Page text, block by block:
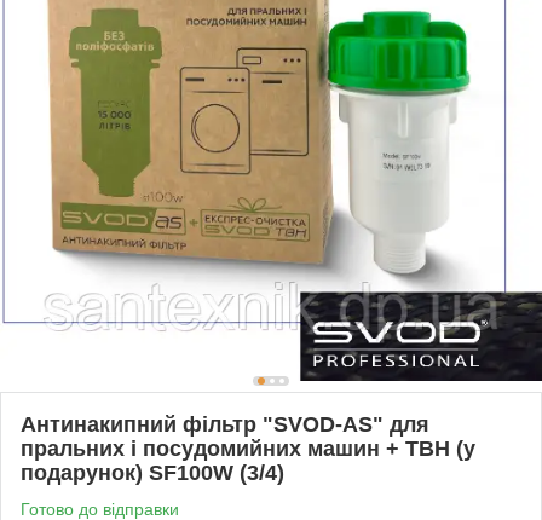
Антинакипний фільтр "SVOD-AS" для
пральних і посудомийних машин + ТВН (у
подарунок) SF100W (3/4)
Готово до відправки